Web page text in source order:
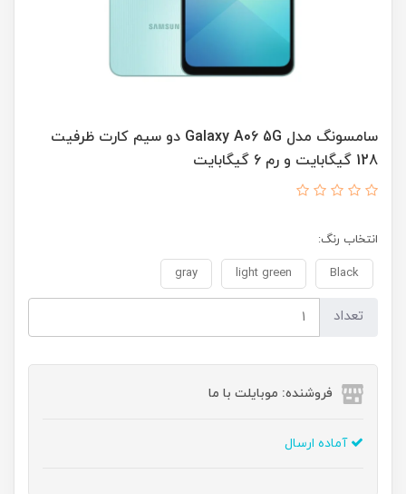
سامسونگ مدل Galaxy A06 5G دو سیم کارت ظرفیت
128 گیگابایت و رم 6 گیگابایت
انتخاب رنگ:
Black
light green
gray
تعداد
فروشنده: موبایلت با ما
آماده ارسال